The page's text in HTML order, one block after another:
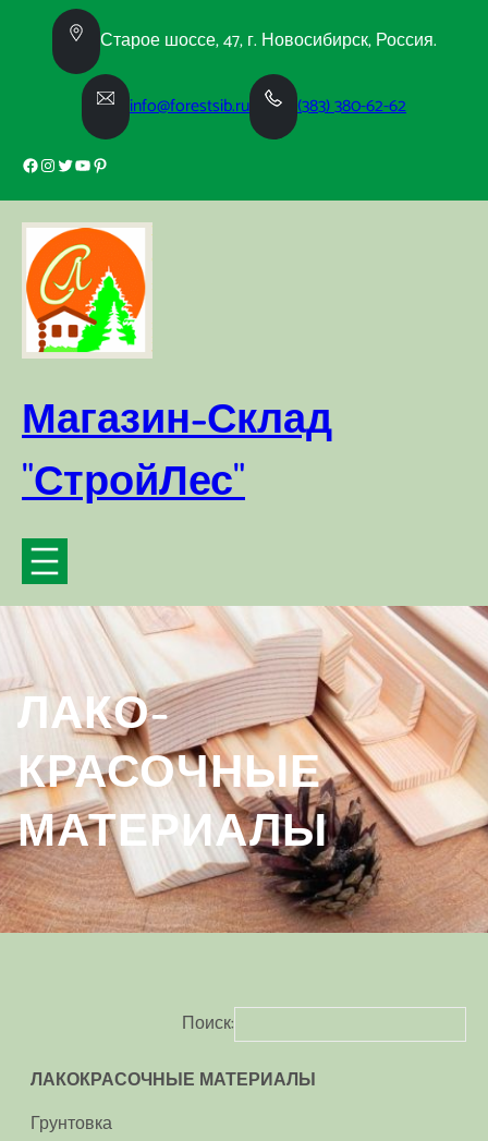
Перейти
содержимому
Старое шоссе, 47, г. Новосибирск, Россия.
info@forestsib.ru
(383) 380-62-62
Facebook
Instagram
Twitter
YouTube
Pinterest
Магазин-Склад
"СтройЛес"
ЛАКО-
КРАСОЧНЫЕ
МАТЕРИАЛЫ
Поиск:
ЛАКОКРАСОЧНЫЕ МАТЕРИАЛЫ
Грунтовка